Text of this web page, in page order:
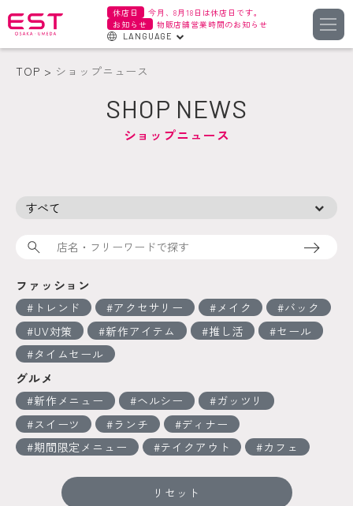
休店日
今月、8月18日は休店日です。
お知らせ
物販店舗営業時間のお知らせ
LANGUAGE
簡体字
繁体字
TOP ショップニュース
SHOP NEWS
ショップニュース
検索
ファッション
トレンド アクセサリー メイク
バック
UV対策
新作アイテム 推し活
セール
タイムセール
グルメ
新作メニュー ヘルシー
ガッツリ
スイーツ
ランチ
ディナー
期間限定メニュー
テイクアウト カフェ
リセット